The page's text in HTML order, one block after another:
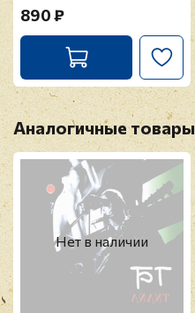
890 ₽
Аналогичные товары
Нет в наличии